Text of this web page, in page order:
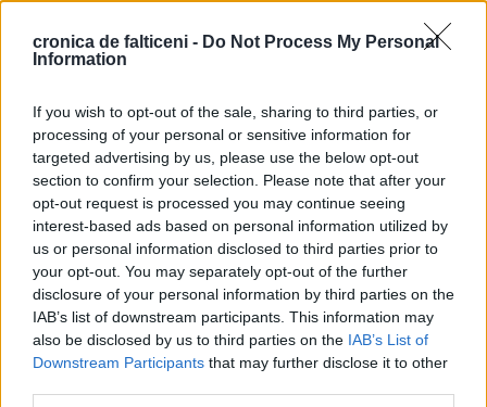
cronica de falticeni - Do Not Process My Personal
Information
If you wish to opt-out of the sale, sharing to third parties, or
processing of your personal or sensitive information for
targeted advertising by us, please use the below opt-out
section to confirm your selection. Please note that after your
opt-out request is processed you may continue seeing
interest-based ads based on personal information utilized by
us or personal information disclosed to third parties prior to
your opt-out. You may separately opt-out of the further
disclosure of your personal information by third parties on the
IAB’s list of downstream participants. This information may
also be disclosed by us to third parties on the IAB’s List of
Downstream Participants that may further disclose it to other
Sediul Detașamentului de Jandarmi
Fălticeni intră în reabilitare capitală.
Investiție de circa 11 milioane de
LOCAL
28.07.2026
LOCAL
27.07.2026